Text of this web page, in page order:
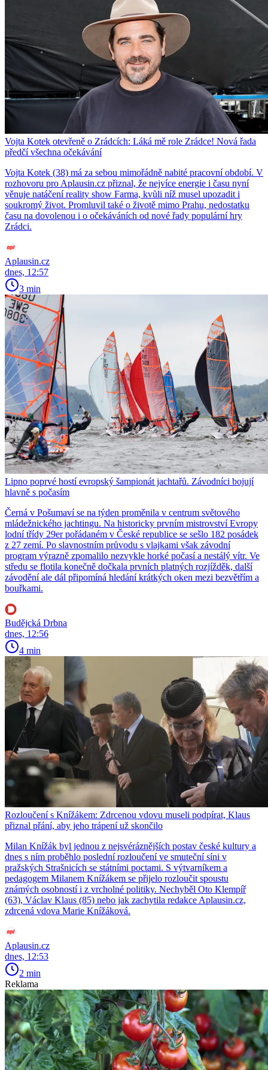
Vojta Kotek otevřeně o Zrádcích: Láká mě role Zrádce! Nová řada
předčí všechna očekávání
Vojta Kotek (38) má za sebou mimořádně nabité pracovní období. V
rozhovoru pro Aplausin.cz přiznal, že nejvíce energie i času nyní
věnuje natáčení reality show Farma, kvůli níž musel upozadit i
soukromý život. Promluvil také o životě mimo Prahu, nedostatku
času na dovolenou i o očekáváních od nové řady populární hry
Zrádci.
Aplausin.cz
dnes, 12:57
3 min
Lipno poprvé hostí evropský šampionát jachtařů. Závodníci bojují
hlavně s počasím
Černá v Pošumaví se na týden proměnila v centrum světového
mládežnického jachtingu. Na historicky prvním mistrovství Evropy
lodní třídy 29er pořádaném v České republice se sešlo 182 posádek
z 27 zemí. Po slavnostním průvodu s vlajkami však závodní
program výrazně zpomalilo nezvykle horké počasí a nestálý vítr. Ve
středu se flotila konečně dočkala prvních platných rozjížděk, další
závodění ale dál připomíná hledání krátkých oken mezi bezvětřím a
bouřkami.
Budějcká Drbna
dnes, 12:56
4 min
Rozloučení s Knížákem: Zdrcenou vdovu museli podpírat, Klaus
přiznal přání, aby jeho trápení už skončilo
Milan Knížák byl jednou z nejsvéráznějších postav české kultury a
dnes s ním proběhlo poslední rozloučení ve smuteční síni v
pražských Strašnicích se státními poctami. S výtvarníkem a
pedagogem Milanem Knížákem se přijelo rozloučit spoustu
známých osobností i z vrcholné politiky. Nechyběl Oto Klempíř
(63), Václav Klaus (85) nebo jak zachytila redakce Aplausin.cz,
zdrcená vdova Marie Knížáková.
Aplausin.cz
dnes, 12:53
2 min
Reklama